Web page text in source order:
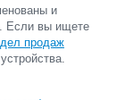
и
Если вы ищете
продаж